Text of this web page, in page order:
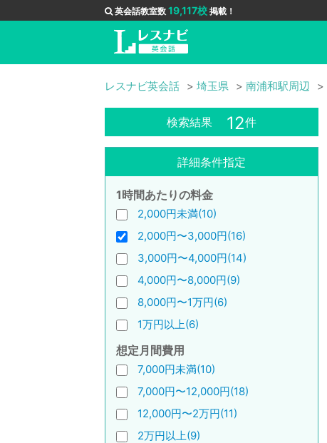
英会話教室数 19,117校 掲載！
レスナビ英会話 埼玉県 南浦和駅周辺
検索結果 12件
詳細条件指定
1時間あたりの料金
2,000円未満(10)
2,000円〜3,000円(16)
3,000円〜4,000円(14)
4,000円〜8,000円(9)
8,000円〜1万円(6)
1万円以上(6)
想定月間費用
7,000円未満(10)
7,000円〜12,000円(18)
12,000円〜2万円(11)
2万円以上(9)